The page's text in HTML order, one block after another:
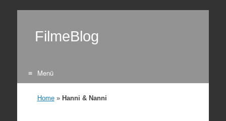
FilmeBlog
Menü
Home» Hanni & Nanni